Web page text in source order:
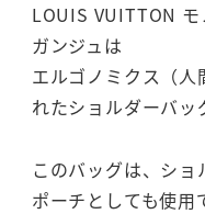
LOUIS VUITTON
ガンジュは
エルゴノミクス（
れたショルダーバッ
このバッグは、シ
ポーチとしても使用